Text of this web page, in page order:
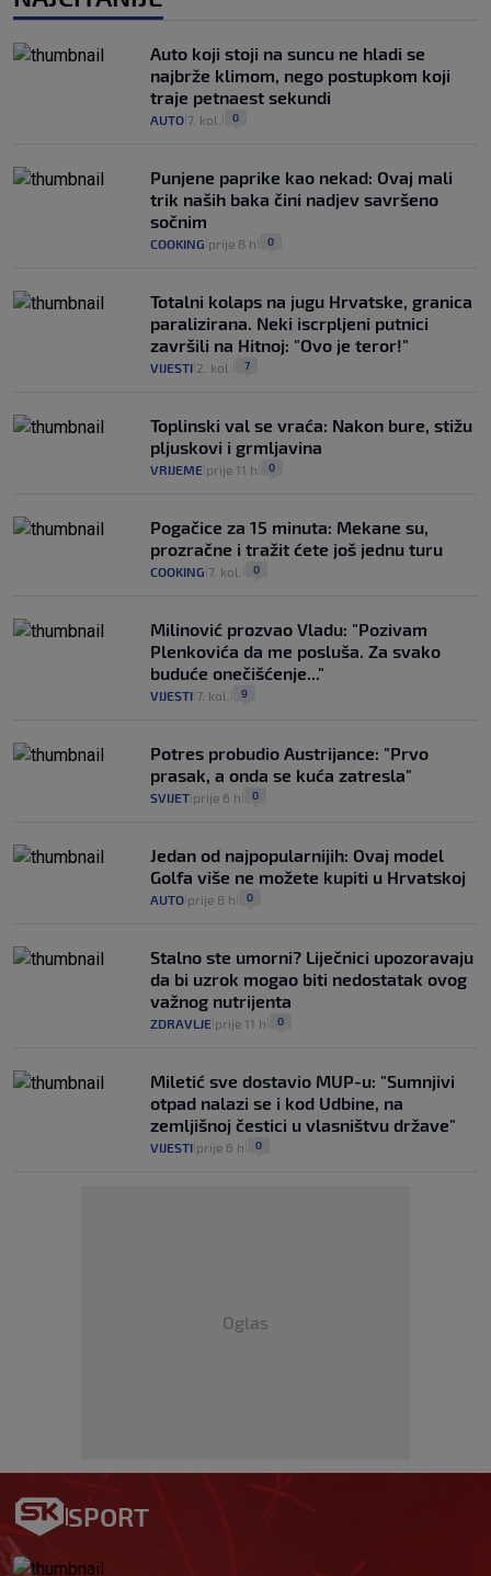
Auto koji stoji na suncu ne hladi se
najbrže klimom, nego postupkom koji
traje petnaest sekundi
AUTO 7. kol. 0
Punjene paprike kao nekad: Ovaj mali
trik naših baka čini nadjev savršeno
sočnim
COOKING prije 8 h 0
Totalni kolaps na jugu Hrvatske, granica
paralizirana. Neki iscrpljeni putnici
završili na Hitnoj: "Ovo je teror!"
VIJESTI 2. kol. 7
Toplinski val se vraća: Nakon bure, stižu
pljuskovi i grmljavina
VRIJEME prije 11 h 0
Pogačice za 15 minuta: Mekane su,
prozračne i tražit ćete još jednu turu
COOKING 7. kol. 0
Milinović prozvao Vladu: "Pozivam
Plenkovića da me posluša. Za svako
buduće onečišćenje..."
VIJESTI 7. kol. 9
Potres probudio Austrijance: "Prvo
prasak, a onda se kuća zatresla"
SVIJET prije 6 h 0
Jedan od najpopularnijih: Ovaj model
Golfa više ne možete kupiti u Hrvatskoj
AUTO prije 8 h 0
Stalno ste umorni? Liječnici upozoravaju
da bi uzrok mogao biti nedostatak ovog
važnog nutrijenta
ZDRAVLJE prije 11 h 0
Miletić sve dostavio MUP-u: "Sumnjivi
otpad nalazi se i kod Udbine, na
zemljišnoj čestici u vlasništvu države"
VIJESTI prije 6 h 0
Oglas
SPORT